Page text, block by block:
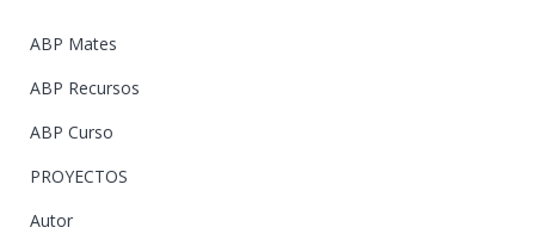
ABP Mates
ABP Recursos
ABP Curso
PROYECTOS
Autor